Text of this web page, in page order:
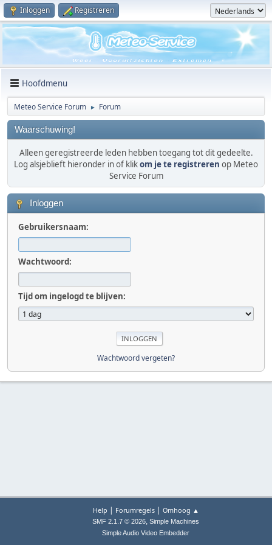
Inloggen Registreren
Hoofdmenu
Meteo Service Forum ► Forum
Waarschuwing!
Alleen geregistreerde leden hebben toegang tot dit gedeelte.
Log alsjeblieft hieronder in of klikom je te registreren op Meteo
Service Forum
Inloggen
Gebruikersnaam:
Wachtwoord:
Tijd om ingelogd te blijven:
Wachtwoord vergeten?
Help | Forumregels| Omhoog ▲
SMF 2.1.7 © 2026, Simple Machines
Simple Audio Video Embedder